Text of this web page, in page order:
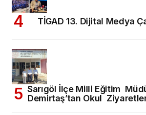
TİGAD 13. Dijital Medya
Sarıgöl İlçe Milli Eğitim
Demirtaş’tan Okul